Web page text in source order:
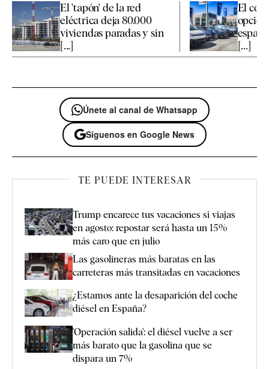
El 'tapón' de la red
eléctrica deja 80.000
viviendas paradas y sin
[...]
El
[...]
Únete al canal de Whatsapp
Síguenos en Google News
TE PUEDE INTERESAR
Trump encarece tus vacaciones si viajas
en agosto: repostar será hasta un 15%
más caro que en julio
Las gasolineras más baratas en las
carreteras más transitadas en vacaciones
¿Estamos ante la desaparición del coche
diésel en España?
'Operación salida': el diésel vuelve a ser
más barato que la gasolina que se
dispara un 7%